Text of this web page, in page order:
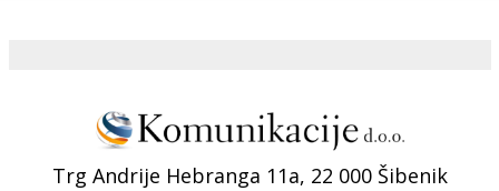
Trg Andrije Hebranga 11a, 22 000 Šibenik